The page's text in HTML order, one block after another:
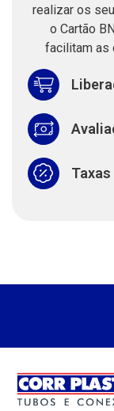
realizar os
o Cartão
facilitam as